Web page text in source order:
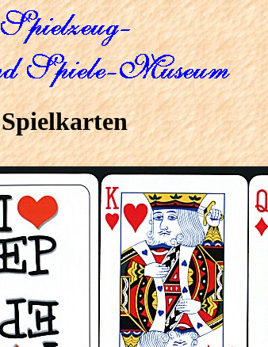
Spielkarten